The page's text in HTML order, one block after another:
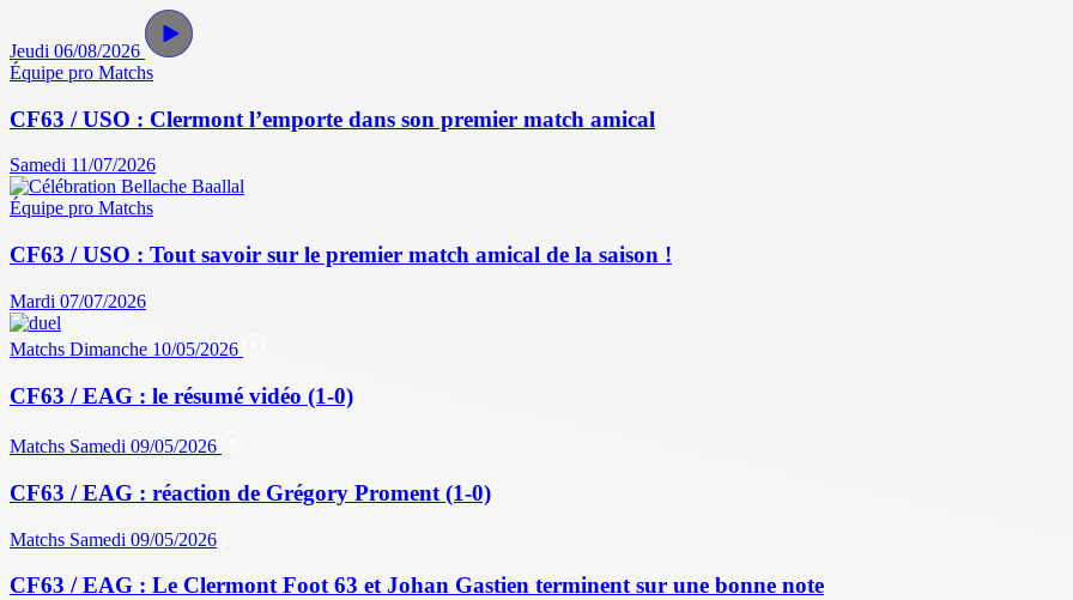
Jeudi 06/08/2026
Équipe pro Matchs
CF63 / USO : Clermont l’emporte dans son premier match amical
Samedi 11/07/2026
Équipe pro Matchs
CF63 / USO : Tout savoir sur le premier match amical de la saison !
Mardi 07/07/2026
Matchs Dimanche 10/05/2026
CF63 / EAG : le résumé vidéo (1-0)
Matchs Samedi 09/05/2026
CF63 / EAG : réaction de Grégory Proment (1-0)
Matchs Samedi 09/05/2026
CF63 / EAG : Le Clermont Foot 63 et Johan Gastien terminent sur une bonne note